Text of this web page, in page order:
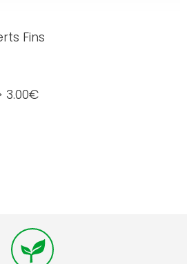
Fins
3.00€